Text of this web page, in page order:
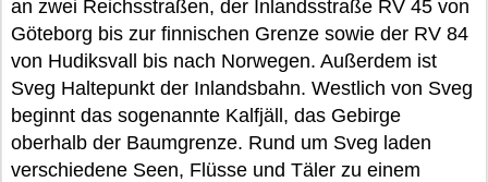
an zwei Reichsstraßen, der Inlandsstraße RV 45 von
Göteborg bis zur finnischen Grenze sowie der RV 84
von Hudiksvall bis nach Norwegen. Außerdem ist
Sveg Haltepunkt der Inlandsbahn. Westlich von Sveg
beginnt das sogenannte Kalfjäll, das Gebirge
oberhalb der Baumgrenze. Rund um Sveg laden
verschiedene Seen, Flüsse und Täler zu einem